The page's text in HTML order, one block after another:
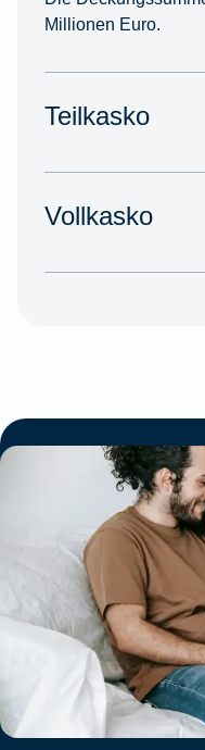
Millionen Euro.
Teilkasko
Vollkasko